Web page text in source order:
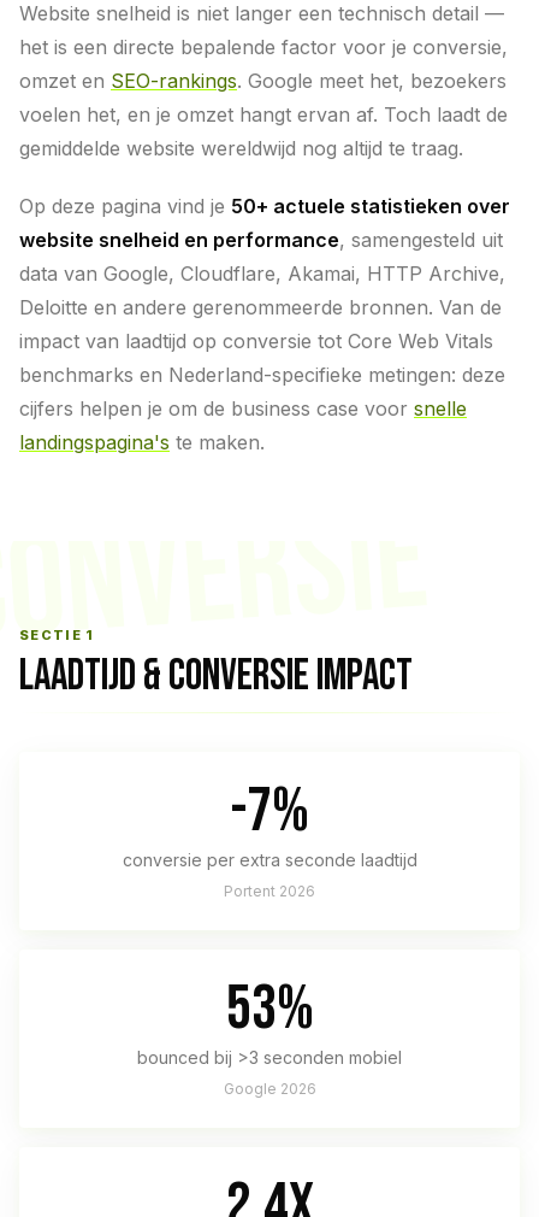
Website snelheid is niet langer een technisch detail —
het is een directe bepalende factor voor je conversie,
omzet en SEO-rankings. Google meet het, bezoekers
voelen het, en je omzet hangt ervan af. Toch laadt de
gemiddelde website wereldwijd nog altijd te traag.
Op deze pagina vind je 50+ actuele statistieken over
website snelheid en performance, samengesteld uit
data van Google, Cloudflare, Akamai, HTTP Archive,
Deloitte en andere gerenommeerde bronnen. Van de
impact van laadtijd op conversie tot Core Web Vitals
benchmarks en Nederland-specifieke metingen: deze
cijfers helpen je om de business case voor snelle
landingspagina's te maken.
SECTIE 1
LAADTIJD & CONVERSIE IMPACT
-7%
conversie per extra seconde laadtijd
Portent 2026
53%
bounced bij >3 seconden mobiel
Google 2026